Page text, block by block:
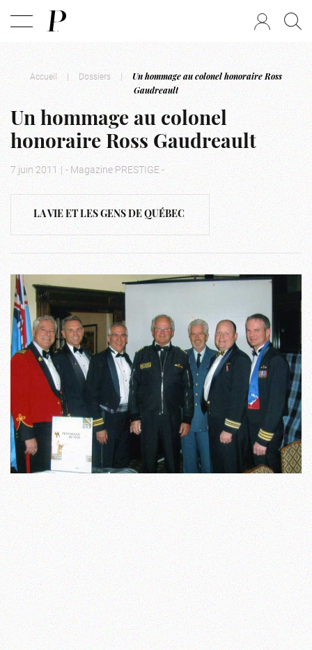
Accueil | Dossiers |
Un hommage au colonel honoraire Ross
Gaudreault
Un hommage au colonel
honoraire Ross Gaudreault
7 juin 2011 | - Magazine PRESTIGE -
LA VIE ET LES GENS DE QUÉBEC